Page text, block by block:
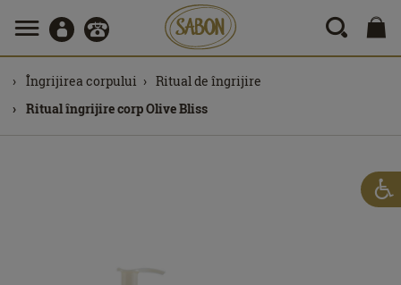
Îngrijirea corpului
Ritual de îngrijire
Ritual îngrijire corp Olive Bliss